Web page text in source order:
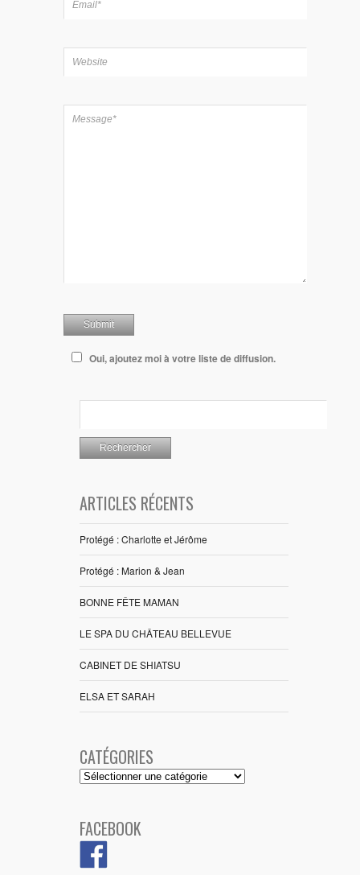
Oui, ajoutez moi à votre liste de diffusion.
ARTICLES RÉCENTS
Protégé : Charlotte et Jérôme
Protégé : Marion & Jean
BONNE FÊTE MAMAN
LE SPA DU CHÂTEAU BELLEVUE
CABINET DE SHIATSU
ELSA ET SARAH
CATÉGORIES
Catégories
FACEBOOK